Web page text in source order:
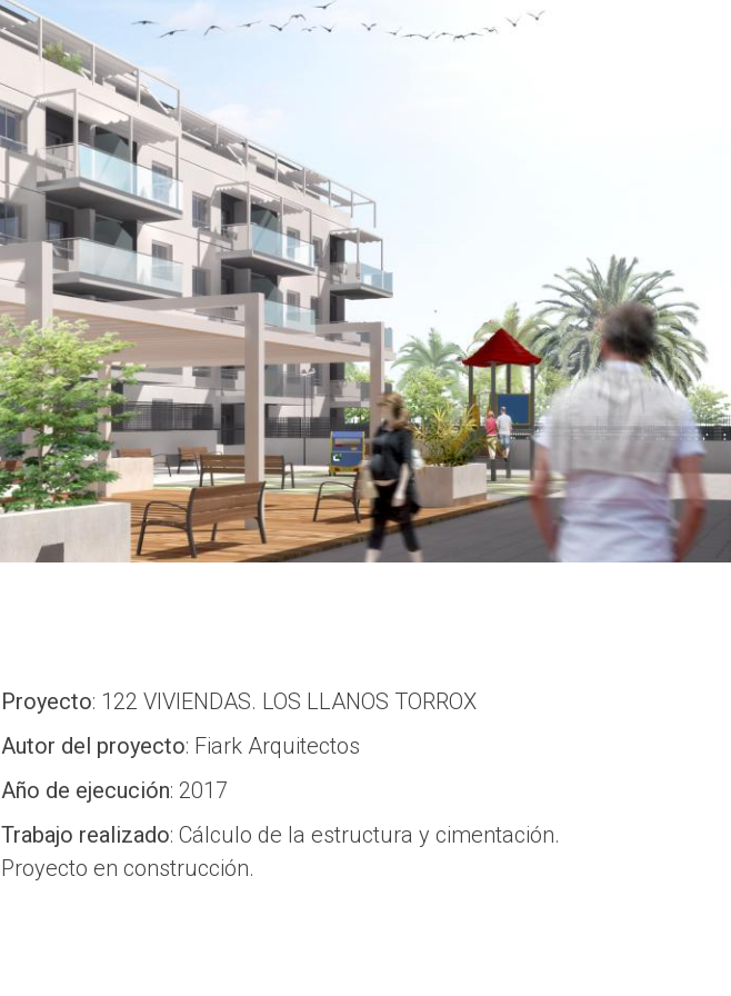
Proyecto: 122 VIVIENDAS. LOS LLANOS TORROX
Autor del proyecto: Fiark Arquitectos
Año de ejecución: 2017
Trabajo realizado: Cálculo de la estructura y cimentación.
Proyecto en construcción.